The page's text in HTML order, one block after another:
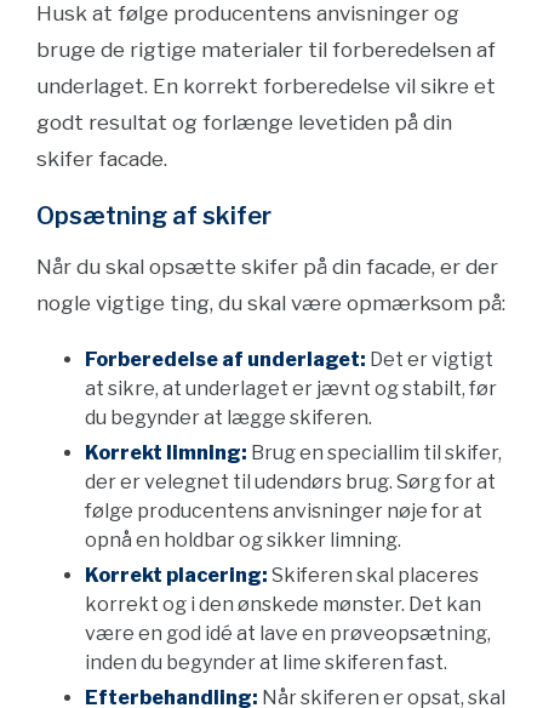
Husk at følge producentens anvisninger og
bruge de rigtige materialer til forberedelsen af
underlaget. En korrekt forberedelse vil sikre et
godt resultat og forlænge levetiden på din
skifer facade.
Opsætning af skifer
Når du skal opsætte skifer på din facade, er der
nogle vigtige ting, du skal være opmærksom på:
Forberedelse af underlaget: Det er vigtigt
at sikre, at underlaget er jævnt og stabilt, før
du begynder at lægge skiferen.
Korrekt limning: Brug en speciallim til skifer,
der er velegnet til udendørs brug. Sørg for at
følge producentens anvisninger nøje for at
opnå en holdbar og sikker limning.
Korrekt placering: Skiferen skal placeres
korrekt og i den ønskede mønster. Det kan
være en god idé at lave en prøveopsætning,
inden du begynder at lime skiferen fast.
Efterbehandling: Når skiferen er opsat, skal